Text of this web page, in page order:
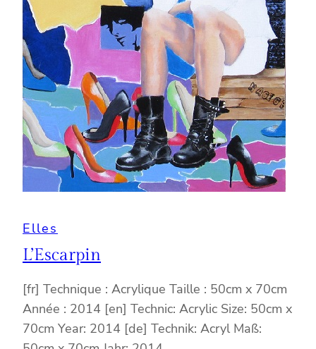
Elles
L’Escarpin
[fr] Technique : Acrylique Taille : 50cm x 70cm
Année : 2014 [en] Technic: Acrylic Size: 50cm x
70cm Year: 2014 [de] Technik: Acryl Maß: